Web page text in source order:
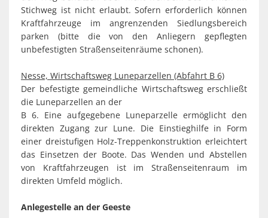
Stichweg ist nicht erlaubt. Sofern erforderlich können
Kraftfahrzeuge im angrenzenden Siedlungsbereich
parken (bitte die von den Anliegern gepflegten
unbefestigten Straßenseitenräume schonen).
Nesse, Wirtschaftsweg Luneparzellen (Abfahrt B 6)
Der befestigte gemeindliche Wirtschaftsweg erschließt
die Luneparzellen an der
B 6. Eine aufgegebene Luneparzelle ermöglicht den
direkten Zugang zur Lune. Die Einstieghilfe in Form
einer dreistufigen Holz-Treppenkonstruktion erleichtert
das Einsetzen der Boote. Das Wenden und Abstellen
von Kraftfahrzeugen ist im Straßenseitenraum im
direkten Umfeld möglich.
Anlegestelle an der Geeste